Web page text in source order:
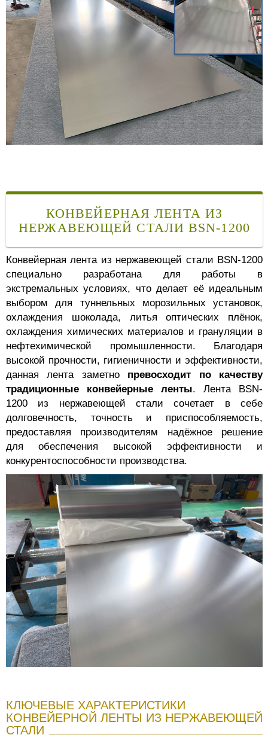
КОНВЕЙЕРНАЯ ЛЕНТА ИЗ
НЕРЖАВЕЮЩЕЙ СТАЛИ BSN-1200
Конвейерная лента из нержавеющей стали BSN-1200
специально разработана для работы в
экстремальных условиях, что делает её идеальным
выбором для туннельных морозильных установок,
охлаждения шоколада, литья оптических плёнок,
охлаждения химических материалов и грануляции в
нефтехимической промышленности. Благодаря
высокой прочности, гигиеничности и эффективности,
данная лента заметно превосходит по качеству
традиционные конвейерные ленты. Лента BSN-
1200 из нержавеющей стали сочетает в себе
долговечность, точность и приспособляемость,
предоставляя производителям надёжное решение
для обеспечения высокой эффективности и
конкурентоспособности производства.
КЛЮЧЕВЫЕ ХАРАКТЕРИСТИКИ
КОНВЕЙЕРНОЙ ЛЕНТЫ ИЗ НЕРЖАВЕЮЩЕЙ
СТАЛИ